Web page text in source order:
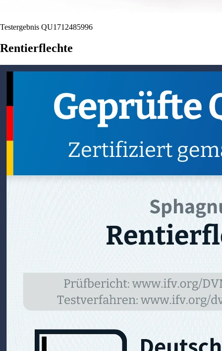
Testergebnis QU1712485996
Rentierflechte